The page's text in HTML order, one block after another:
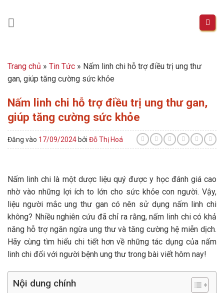
content
Trang chủ » Tin Tức » Nấm linh chi hỗ trợ điều trị ung thư
gan, giúp tăng cường sức khỏe
Nấm linh chi hỗ trợ điều trị ung thư gan,
giúp tăng cường sức khỏe
Đăng vào 17/09/2024 bởi Đỗ Thị Hoá
Nấm linh chi là một dược liệu quý được y học đánh giá cao
nhờ vào những lợi ích to lớn cho sức khỏe con người. Vậy,
liệu người mắc ung thư gan có nên sử dụng nấm linh chi
không? Nhiều nghiên cứu đã chỉ ra rằng, nấm linh chi có khả
năng hỗ trợ ngăn ngừa ung thư và tăng cường hệ miễn dịch.
Hãy cùng tìm hiểu chi tiết hơn về những tác dụng của nấm
linh chi đối với người bệnh ung thư trong bài viết hôm nay!
Nội dung chính